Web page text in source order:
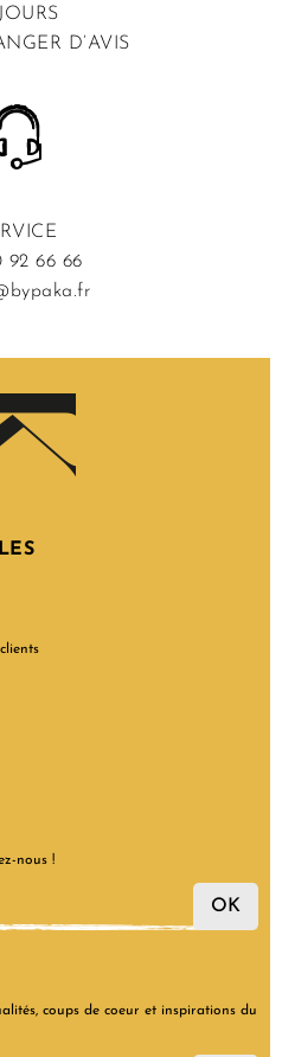
D’AVIS
92 66 66
nous !
OK
coups de coeur et inspirations du